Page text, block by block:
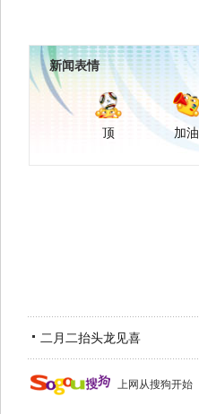
新闻表情
顶 加油
二月二抬头龙见喜
上网从搜狗开始